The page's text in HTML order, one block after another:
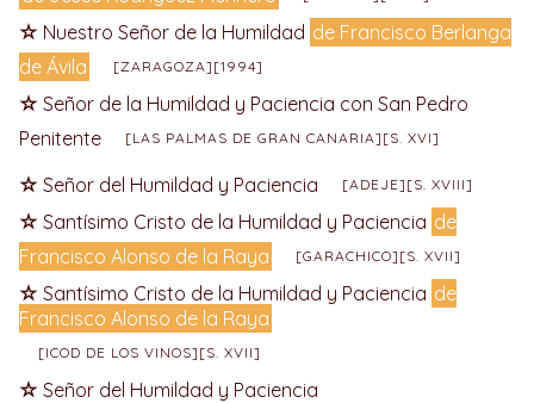
Nuestro Señor de la Humildad de Francisco Berlanga
de Ávila
[ZARAGOZA][1994]
Señor de la Humildad y Paciencia con San Pedro
Penitente
[LAS PALMAS DE GRAN CANARIA][S. XVI]
Señor del Humildad y Paciencia [ADEJE][S. XVIII]
Santísimo Cristo de la Humildad y Paciencia de
Francisco Alonso de la Raya
[GARACHICO][S. XVII]
Santísimo Cristo de la Humildad y Paciencia de
Francisco Alonso de la Raya
[ICOD DE LOS VINOS][S. XVII]
Señor del Humildad y Paciencia